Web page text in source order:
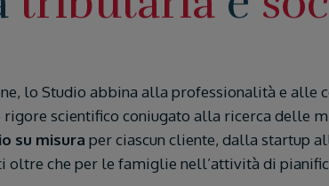
lo Studio abbina alla professionalità e alle
rigore scientifico coniugato alla ricerca delle
su misura per ciascun cliente, dalla startup
oltre che per le famiglie nell’attività di